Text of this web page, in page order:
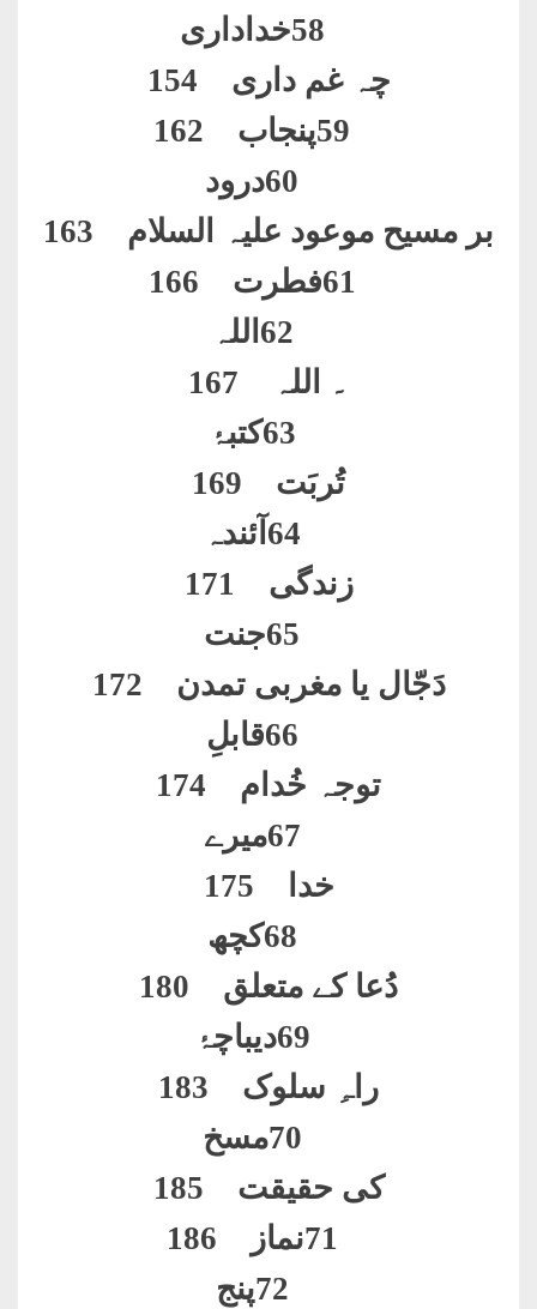
58خداداری
چہ غم داری 154
59پنجاب 162
60درود
بر مسیح موعود علیہ السلام 163
61فطرت 166
62 اللہ
۔ اللہ 167
63کتبۂ
تُربَت 169
64 آئندہ
زندگی 171
65جنت
دَجّال یا مغربی تمدن 172
66قابلِ
توجہ خُدام 174
67میرے
خدا 175
68کچھ
دُعا کے متعلق 180
69دیباچۂ
راہِ سلوک 183
70مسخ
کی حقیقت 185
71نماز 186
72پنج